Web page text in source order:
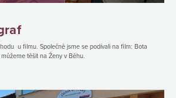
u filmu. Společně jsme se podívali na film: Bota
těšit na Ženy v Běhu.